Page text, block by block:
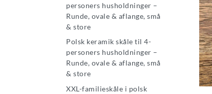
personers husholdninger –
Runde, ovale & aflange, små
& store
Polsk keramik skåle til 4-
personers husholdninger –
Runde, ovale & aflange, små
& store
XXL-familieskåle i polsk